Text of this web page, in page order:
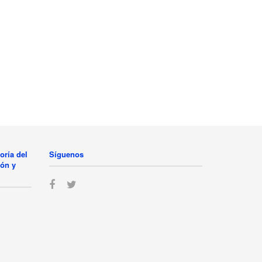
del
y
Síguenos